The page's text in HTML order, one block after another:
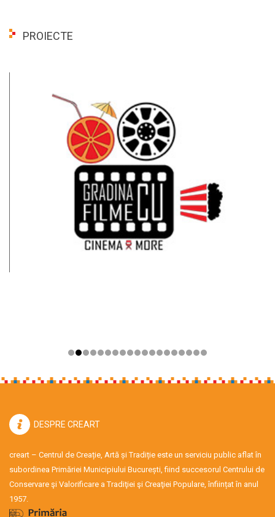
PROIECTE
DESPRE CREART
creart – Centrul de Creație, Artă și Tradiție este un serviciu public aflat în
subordinea Primăriei Municipiului București, fiind succesorul Centrului de
Conservare şi Valorificare a Tradiţiei şi Creaţiei Populare, înființat în anul
1957.